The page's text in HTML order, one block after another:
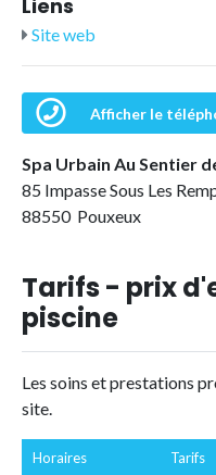
Liens
Site web
Afficher le
Spa Urbain Au Sentier
85 Impasse Sous Les
88550 Pouxeux
Tarifs - prix
piscine
Les soins et prestations
site.
Horaires Tarifs